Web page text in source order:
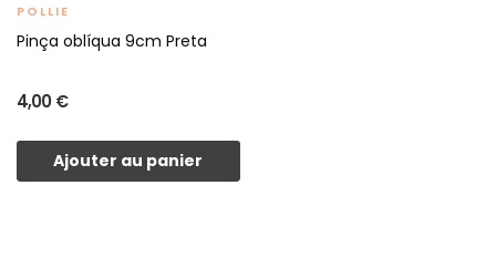
POLLIE
Pinça oblíqua 9cm Preta
4,00 €
Ajouter au panier